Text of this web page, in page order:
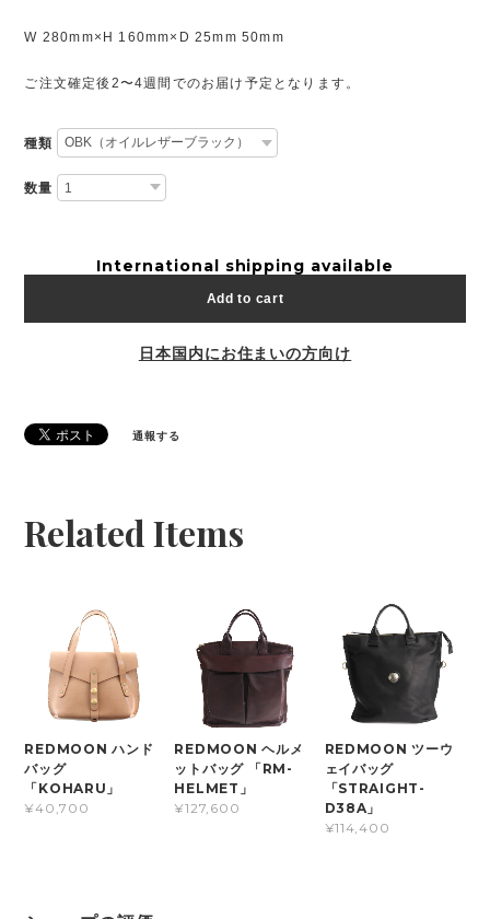
W 280mm×H 160mm×D 25mm 50mm
ご注文確定後2〜4週間でのお届け予定となります。
種類
数量
International shipping available
Add to cart
日本国内にお住まいの方向け
通報する
Related Items
REDMOON ハンド
バッグ
「KOHARU」
¥40,700
REDMOON ヘルメ
ットバッグ 「RM-
HELMET」
¥127,600
REDMOON ツーウ
ェイバッグ
「STRAIGHT-
D38A」
¥114,400